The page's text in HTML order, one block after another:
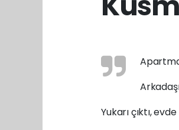
Yukarı çıktı,